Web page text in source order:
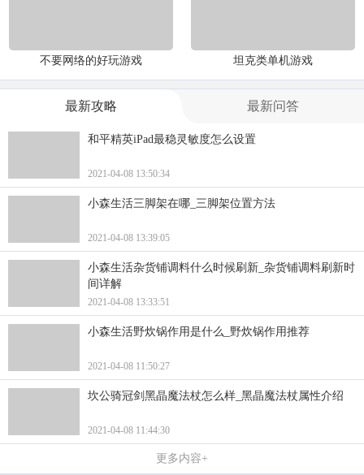
不要网络的好玩游戏 坦克类单机游戏
最新攻略 最新问答
和平精英iPad最稳灵敏度怎么设置
2021-04-08 13:50:34
小森生活三脚架在哪_三脚架位置方法
2021-04-08 13:39:05
小森生活杂货铺调料什么时候刷新_杂货铺调料刷新时
间详解
2021-04-08 13:33:51
小森生活野炊锅作用是什么_野炊锅作用推荐
2021-04-08 11:50:27
坎公骑冠剑黑晶魔法杖怎么样_黑晶魔法杖属性介绍
2021-04-08 11:44:30
更多内容+